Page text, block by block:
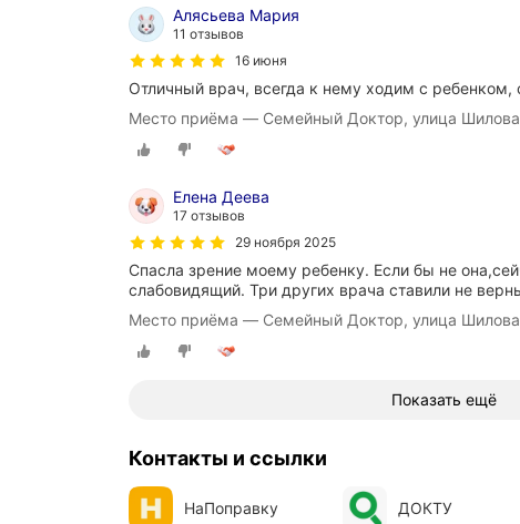
а
в
К
о
л
о
м
н
.
О
л
и
ч
н
ы
е
а
и
Алясьева Мария
11 отзывов
16 июня
Отличный врач, всегда к нему ходим с ребенком,
Место приёма — Семейный Доктор, улица
Елена Деева
17 отзывов
29 ноября 2025
Спасла зрение моему ребенку. Если бы не
слабовидящий. Три других врача ставили не
Место приёма — Семейный Доктор, улица
Показать ещё
Контакты и ссылки
НаПоправку ДОКТУ